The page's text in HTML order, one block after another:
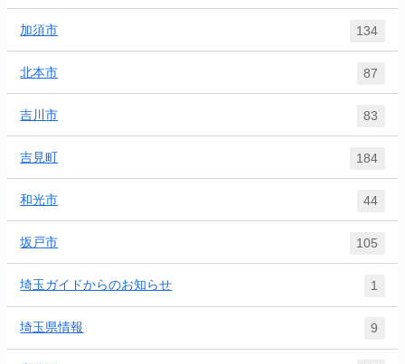
加須市 134
北本市 87
吉川市 83
吉見町 184
和光市 44
坂戸市 105
埼玉ガイドからのお知らせ 1
埼玉県情報 9